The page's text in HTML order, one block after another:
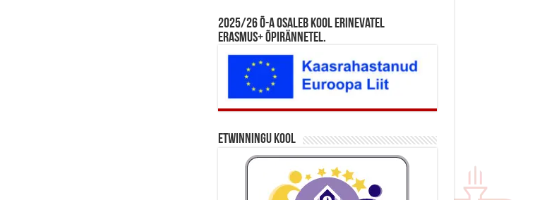
2025/26 õ-a osaleb kool erinevatel
Erasmus+ õpirännetel.
eTwinningu kool